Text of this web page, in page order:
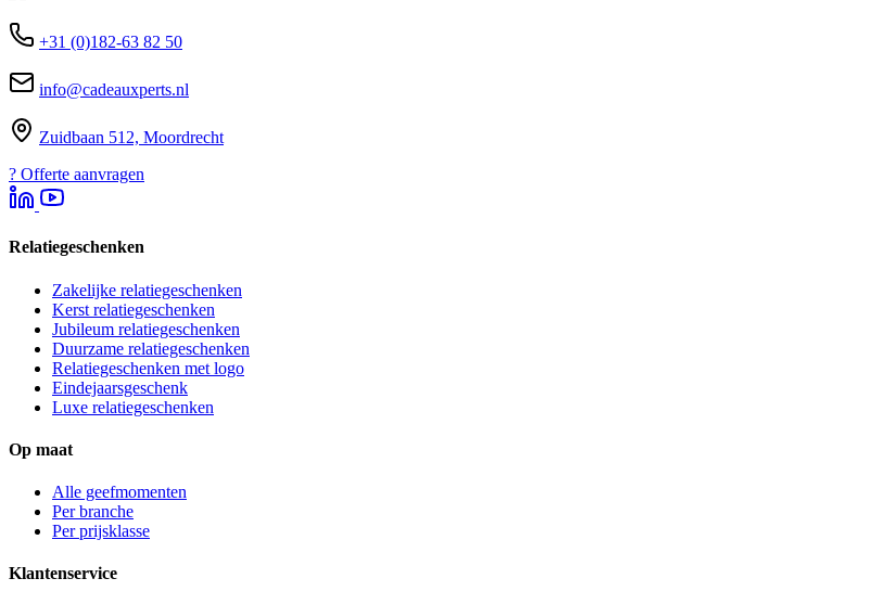
+31 (0)182-63 82 50
info@cadeauxperts.nl
Zuidbaan 512, Moordrecht
? Offerte aanvragen
Relatiegeschenken
Zakelijke relatiegeschenken
Kerst relatiegeschenken
Jubileum relatiegeschenken
Duurzame relatiegeschenken
Relatiegeschenken met logo
Eindejaarsgeschenk
Luxe relatiegeschenken
Op maat
Alle geefmomenten
Per branche
Per prijsklasse
Klantenservice